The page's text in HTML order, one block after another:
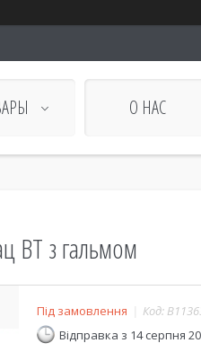
О НАС
ВТ з гальмом
Під замовлення Код:
Відправка з 14 серпня